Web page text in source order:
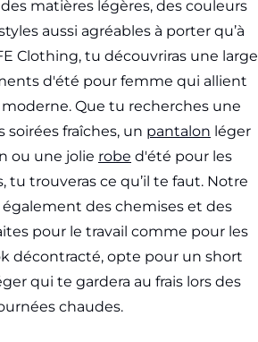
des matières légères, des couleurs
aussi agréables à porter qu’à
Clothing, tu découvriras une large
d'été pour femme qui allient
Que tu recherches une
soirées fraîches, un pantalon léger
ou une jolie robe d'été pour les
tu trouveras ce qu’il te faut. Notre
des chemises et des
pour le travail comme pour les
décontracté, opte pour un short
qui te gardera au frais lors des
chaudes.